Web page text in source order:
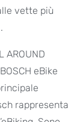
vette più
AROUND
eBike
rappresenta